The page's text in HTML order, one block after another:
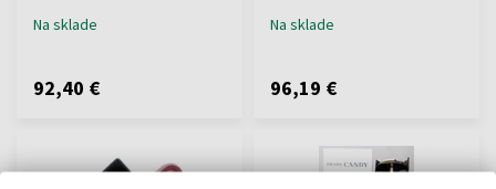
Na sklade
92,40 €
Na sklade
96,19 €